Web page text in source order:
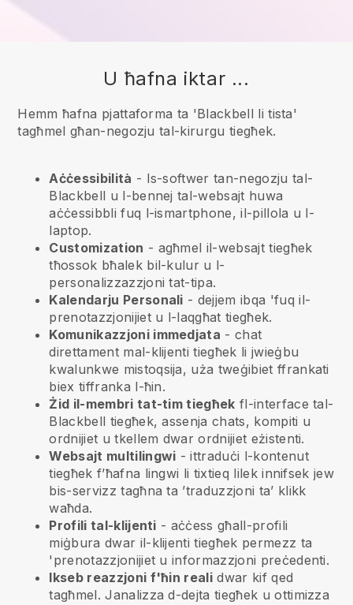
U ħafna iktar ...
Hemm ħafna pjattaforma ta 'Blackbell li tista'
tagħmel għan-negozju tal-kirurgu tiegħek.
Aċċessibilità - Is-softwer tan-negozju tal-
Blackbell u l-bennej tal-websajt huwa
aċċessibbli fuq l-ismartphone, il-pillola u l-
laptop.
Customization - agħmel il-websajt tiegħek
tħossok bħalek bil-kulur u l-
personalizzazzjoni tat-tipa.
Kalendarju Personali - dejjem ibqa 'fuq il-
prenotazzjonijiet u l-laqgħat tiegħek.
Komunikazzjoni immedjata - chat
direttament mal-klijenti tiegħek li jwieġbu
kwalunkwe mistoqsija, uża tweġibiet ffrankati
biex tiffranka l-ħin.
Żid il-membri tat-tim tiegħek fl-interface tal-
Blackbell tiegħek, assenja chats, kompiti u
ordnijiet u tkellem dwar ordnijiet eżistenti.
Websajt multilingwi - ittraduċi l-kontenut
tiegħek f’ħafna lingwi li tixtieq lilek innifsek jew
bis-servizz tagħna ta ’traduzzjoni ta’ klikk
waħda.
Profili tal-klijenti - aċċess għall-profili
miġbura dwar il-klijenti tiegħek permezz ta
'prenotazzjonijiet u informazzjoni preċedenti.
Ikseb reazzjoni f'ħin reali dwar kif qed
tagħmel. Janalizza d-dejta tiegħek u ottimizza